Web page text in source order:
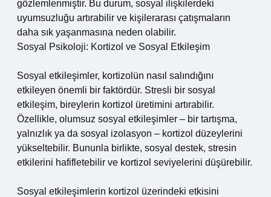
gözlemlenmiştir. Bu durum, sosyal ilişkilerdeki
uyumsuzluğu artırabilir ve kişilerarası çatışmaların
daha sık yaşanmasına neden olabilir.
Sosyal Psikoloji: Kortizol ve Sosyal Etkileşim
Sosyal etkileşimler, kortizolün nasıl salındığını
etkileyen önemli bir faktördür. Stresli bir sosyal
etkileşim, bireylerin kortizol üretimini artırabilir.
Özellikle, olumsuz sosyal etkileşimler – bir tartışma,
yalnızlık ya da sosyal izolasyon – kortizol düzeylerini
yükseltebilir. Bununla birlikte, sosyal destek, stresin
etkilerini hafifletebilir ve kortizol seviyelerini düşürebilir.
Sosyal etkileşimlerin kortizol üzerindeki etkisini